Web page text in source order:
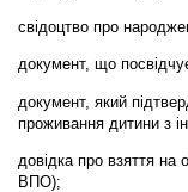
свідоцтво про
документ, що
документ, який
проживання дитини з
довідка про взяття на
ВПО);